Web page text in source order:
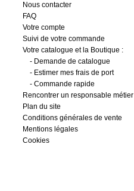
Nous contacter
FAQ
Votre compte
Suivi de votre commande
Votre catalogue et la Boutique :
- Demande de catalogue
- Estimer mes frais de port
- Commande rapide
Rencontrer un responsable métier
Plan du site
Conditions générales de vente
Mentions légales
Cookies